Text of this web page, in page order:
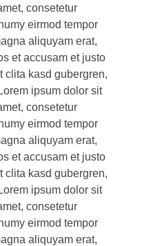
consetetur
eirmod tempor
aliquyam erat,
et accusam et justo
clita kasd gubergren,
ipsum dolor sit
consetetur
eirmod tempor
aliquyam erat,
et accusam et justo
clita kasd gubergren,
ipsum dolor sit
consetetur
eirmod tempor
aliquyam erat,